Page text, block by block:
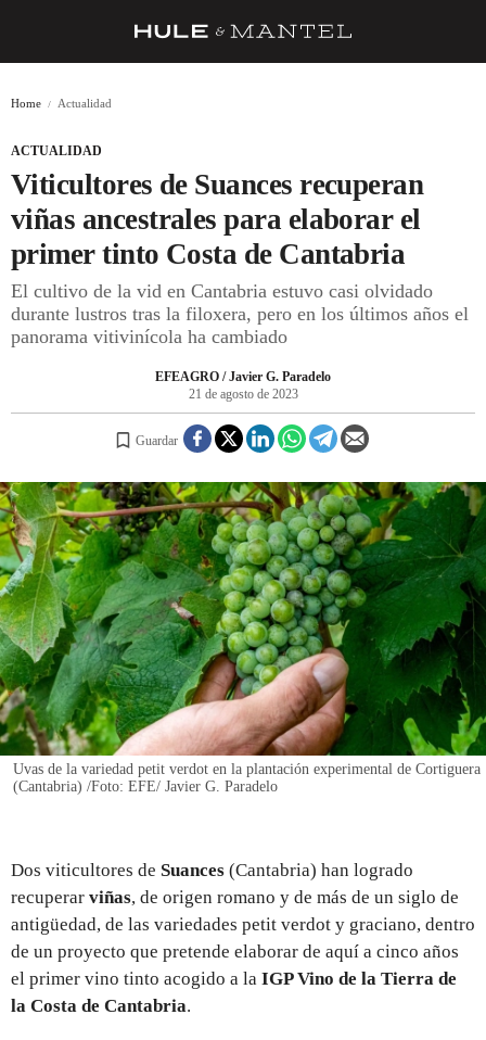
BARRAS Y ESTRELLAS
DÓNDE COMER
ÍDOLOS DE MESAS
CUADERNO DE VIAJE
REGISTRO
INICIAR SESIÓN
Home Actualidad
ACTUALIDAD
Viticultores de Suances recuperan
viñas ancestrales para elaborar el
primer tinto Costa de Cantabria
El cultivo de la vid en Cantabria estuvo casi olvidado
durante lustros tras la filoxera, pero en los últimos años el
panorama vitivinícola ha cambiado
EFEAGRO / Javier G. Paradelo
21 de agosto de 2023
Guardar
Uvas de la variedad petit verdot en la plantación experimental de Cortiguera
(Cantabria) /Foto: EFE/ Javier G. Paradelo
Dos viticultores de Suances (Cantabria) han logrado
recuperar viñas, de origen romano y de más de un siglo de
antigüedad, de las variedades petit verdot y graciano, dentro
de un proyecto que pretende elaborar de aquí a cinco años
el primer vino tinto acogido a la IGP Vino de la Tierra de
la Costa de Cantabria.